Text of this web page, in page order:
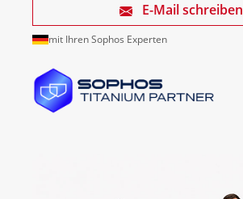
E-Mail schreiben
mit Ihren Sophos Experten